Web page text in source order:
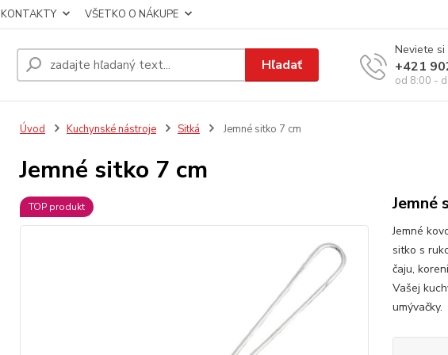
KONTAKTY VŠETKO O NÁKUPE
Hľadať
Neviete si
+421
od 8:00 -
Úvod Kuchynské nástroje Sitká Jemné sitko 7 cm
Jemné sitko 7 cm
TOP produkt Jemné
Jemné
sitko s
čaju,
Vašej